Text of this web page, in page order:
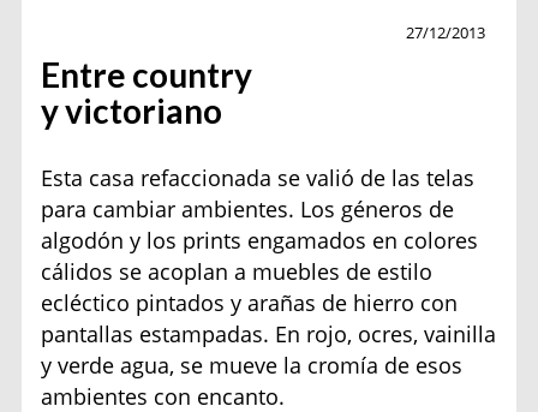
27/12/2013
Entre country
y victoriano
Esta casa refaccionada se valió de las telas
para cambiar ambientes. Los géneros de
algodón y los prints engamados en colores
cálidos se acoplan a muebles de estilo
ecléctico pintados y arañas de hierro con
pantallas estampadas. En rojo, ocres, vainilla
y verde agua, se mueve la cromía de esos
ambientes con encanto.